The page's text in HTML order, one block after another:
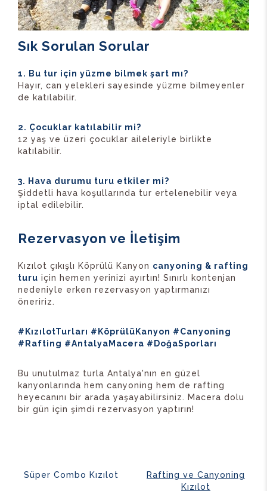
Sık Sorulan Sorular
1. Bu tur için yüzme bilmek şart mı?
Hayır, can yelekleri sayesinde yüzme bilmeyenler
de katılabilir.
2. Çocuklar katılabilir mi?
12 yaş ve üzeri çocuklar aileleriyle birlikte
katılabilir.
3. Hava durumu turu etkiler mi?
Şiddetli hava koşullarında tur ertelenebilir veya
iptal edilebilir.
Rezervasyon ve İletişim
Kızılot çıkışlı Köprülü Kanyon canyoning & rafting
turu için hemen yerinizi ayırtın! Sınırlı kontenjan
nedeniyle erken rezervasyon yaptırmanızı
öneririz.
#KızılotTurları #KöprülüKanyon #Canyoning
#Rafting #AntalyaMacera #DoğaSporları
Bu unutulmaz turla Antalya'nın en güzel
kanyonlarında hem canyoning hem de rafting
heyecanını bir arada yaşayabilirsiniz. Macera dolu
bir gün için şimdi rezervasyon yaptırın!
Süper Combo Kızılot
Rafting ve Canyoning
Kızılot